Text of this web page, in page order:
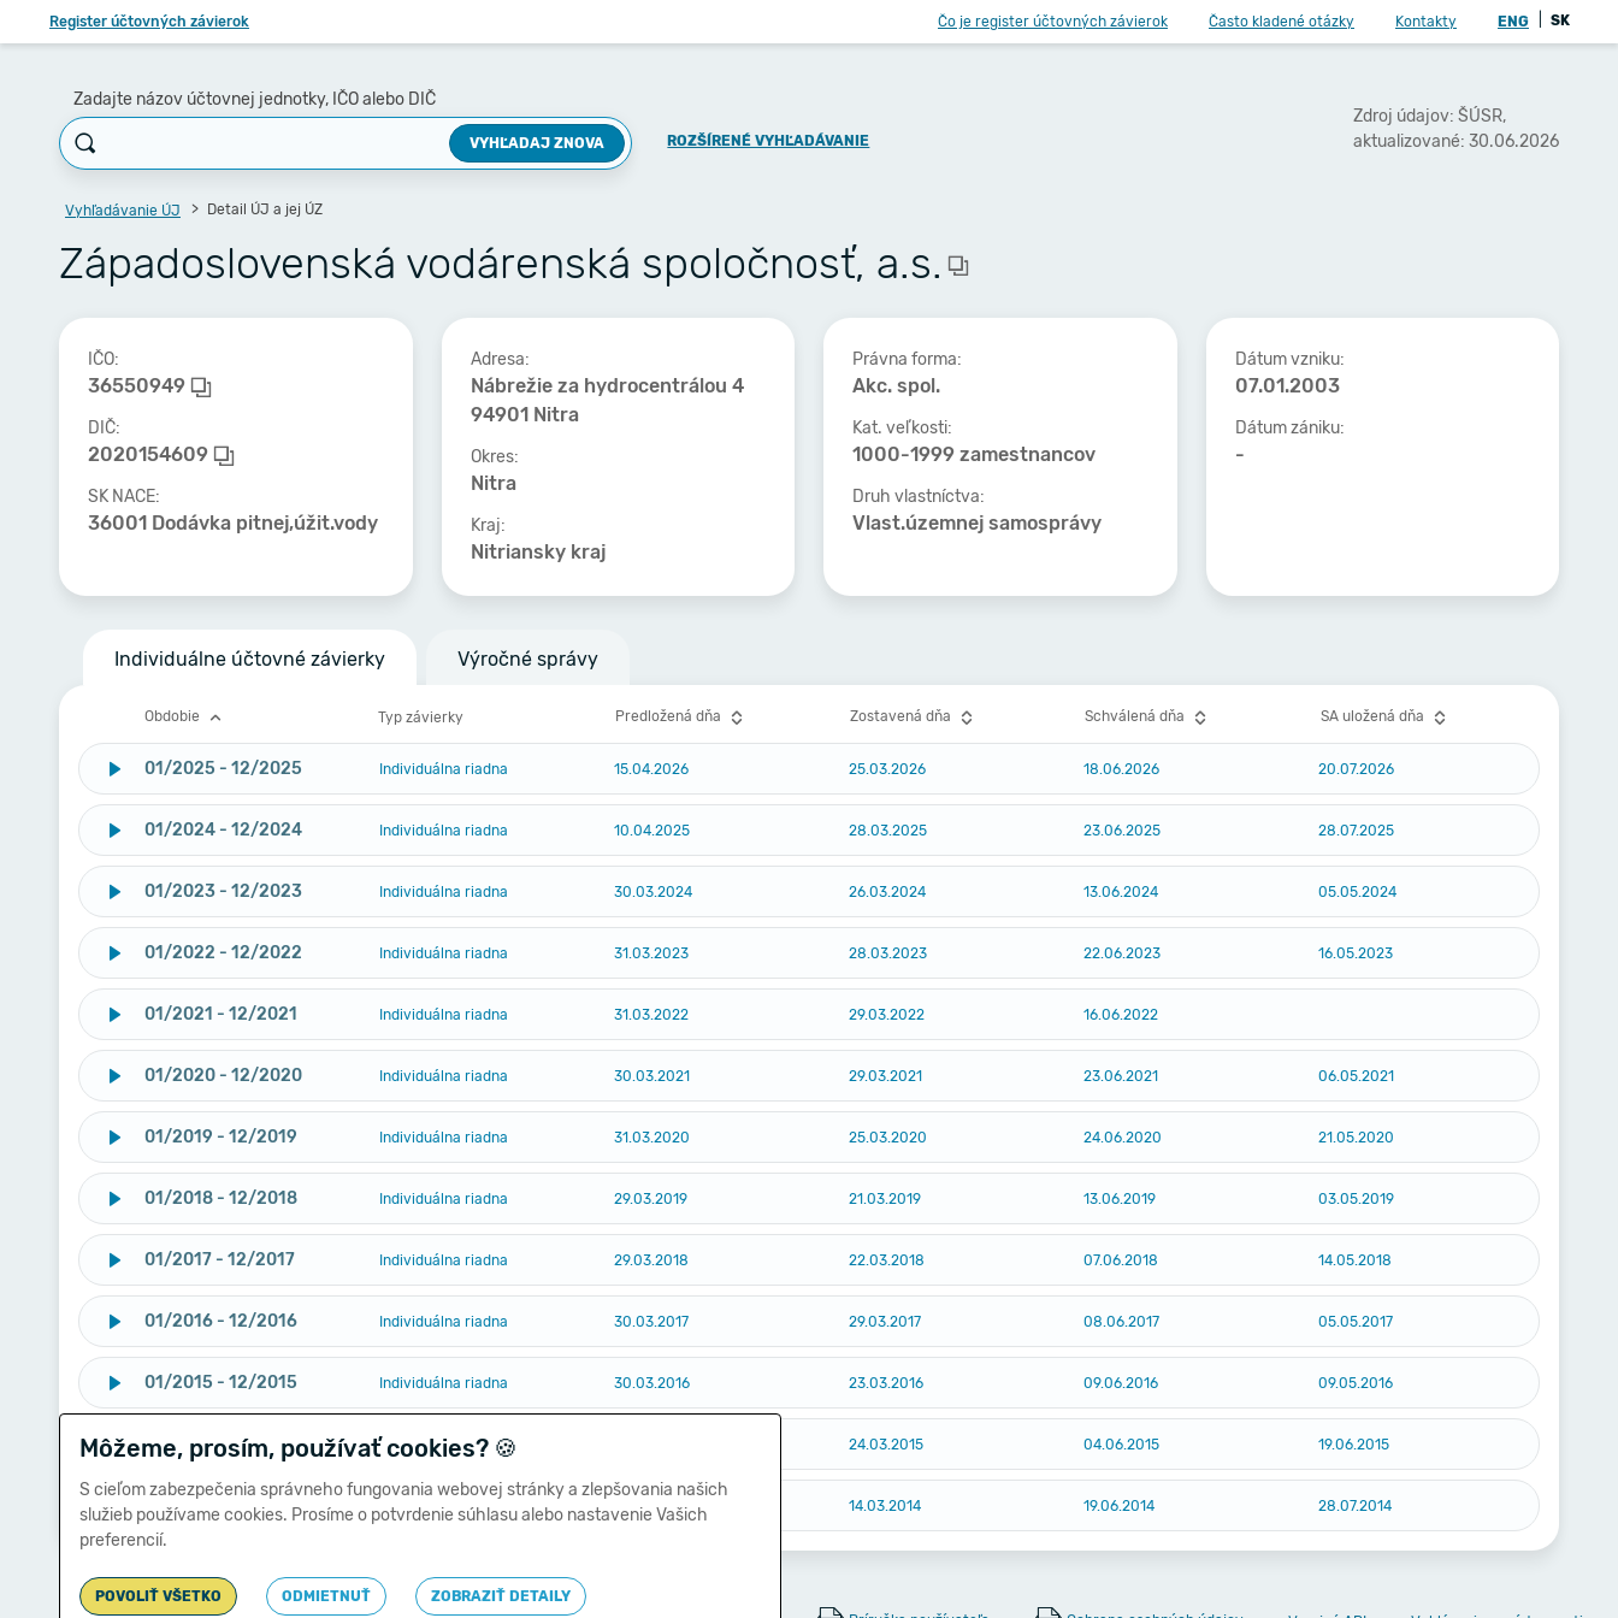
Register účtovných závierok Čo je register účtovných závierok Často kladené otázky Kontakty ENG SK
Zadajte názov účtovnej jednotky, IČO alebo DIČ
VYHĽADAJ ZNOVA ROZŠÍRENÉ VYHĽADÁVANIE
Zdroj údajov: ŠÚSR,
aktualizované: 30.06.2026
Vyhľadávanie ÚJ Detail ÚJ a jej ÚZ
Západoslovenská vodárenská spoločnosť, a.s.
IČO:
36550949
DIČ:
2020154609
SK NACE:
36001 Dodávka pitnej,úžit.vody
Adresa:
Nábrežie za hydrocentrálou 4
94901 Nitra
Okres:
Nitra
Kraj:
Nitriansky kraj
Právna forma:
Akc. spol.
Kat. veľkosti:
1000-1999 zamestnancov
Druh vlastníctva:
Vlast.územnej samosprávy
Dátum vzniku:
07.01.2003
Dátum zániku:
-
Individuálne účtovné závierky Výročné správy
Obdobie Typ závierky Predložená dňa Zostavená dňa Schválená dňa SA uložená dňa
01/2025 - 12/2025 Individuálna riadna 15.04.2026 25.03.2026 18.06.2026 20.07.2026
01/2024 - 12/2024 Individuálna riadna 10.04.2025 28.03.2025 23.06.2025 28.07.2025
01/2023 - 12/2023 Individuálna riadna 30.03.2024 26.03.2024 13.06.2024 05.05.2024
01/2022 - 12/2022 Individuálna riadna 31.03.2023 28.03.2023 22.06.2023 16.05.2023
01/2021 - 12/2021 Individuálna riadna 31.03.2022 29.03.2022 16.06.2022
01/2020 - 12/2020 Individuálna riadna 30.03.2021 29.03.2021 23.06.2021 06.05.2021
01/2019 - 12/2019 Individuálna riadna 31.03.2020 25.03.2020 24.06.2020 21.05.2020
01/2018 - 12/2018 Individuálna riadna 29.03.2019 21.03.2019 13.06.2019 03.05.2019
01/2017 - 12/2017 Individuálna riadna 29.03.2018 22.03.2018 07.06.2018 14.05.2018
01/2016 - 12/2016 Individuálna riadna 30.03.2017 29.03.2017 08.06.2017 05.05.2017
01/2015 - 12/2015 Individuálna riadna 30.03.2016 23.03.2016 09.06.2016 09.05.2016
01/2014 - 12/2014 Individuálna riadna 24.03.2015 04.06.2015 19.06.2015
01/2013 - 12/2013 Individuálna riadna 28.03.2014 14.03.2014 19.06.2014 28.07.2014
Môžeme, prosím, používať cookies? 🍪
S cieľom zabezpečenia správneho fungovania webovej stránky a zlepšovania našich
služieb používame cookies. Prosíme o potvrdenie súhlasu alebo nastavenie Vašich
preferencií.
POVOLIŤ VŠETKO ODMIETNUŤ
ZOBRAZIŤ DETAILY